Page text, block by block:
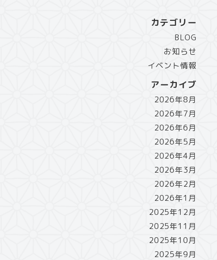
カテゴリー
BLOG
お知らせ
イベント情報
アーカイブ
2026年8月
2026年7月
2026年6月
2026年5月
2026年4月
2026年3月
2026年2月
2026年1月
2025年12月
2025年11月
2025年10月
2025年9月